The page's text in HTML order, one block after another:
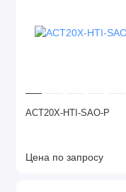
ACT20X-HTI-SAO-P
Цена по запросу